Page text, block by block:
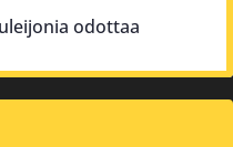
odottaa